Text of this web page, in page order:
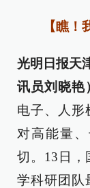
【瞧！
光明日报天
讯员刘晓艳
电子、人形
对高能量
切。13日，
学科研团队